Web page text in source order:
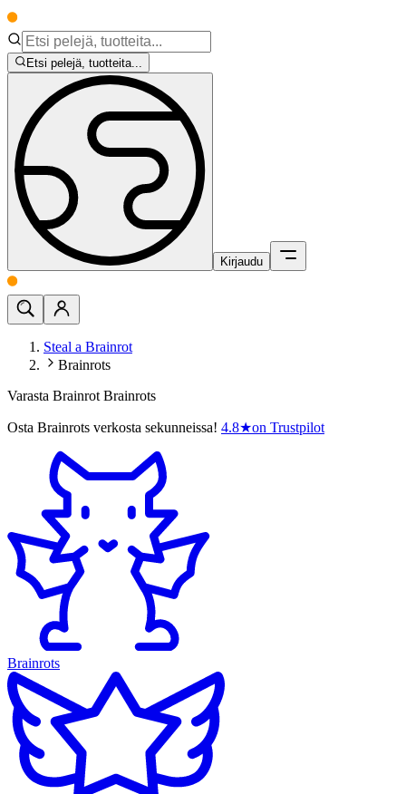
Etsi pelejä, tuotteita...
Kirjaudu
Steal a Brainrot
Brainrots
Varasta Brainrot Brainrots
Osta Brainrots verkosta sekunneissa! 4.8★on Trustpilot
Brainrots